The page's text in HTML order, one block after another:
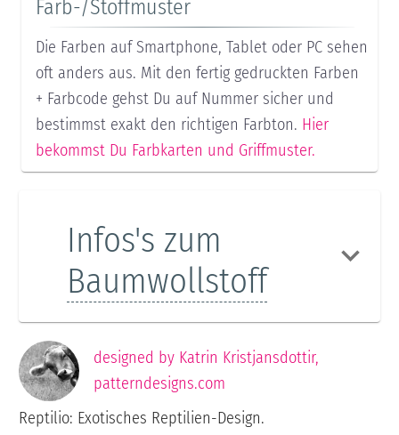
Farb-/Stoffmuster
Die Farben auf Smartphone, Tablet oder PC sehen
oft anders aus. Mit den fertig gedruckten Farben
+ Farbcode gehst Du auf Nummer sicher und
bestimmst exakt den richtigen Farbton. Hier
bekommst Du Farbkarten und Griffmuster.
Infos's zum
Baumwollstoff
designed by Katrin Kristjansdottir,
patterndesigns.com
Reptilio: Exotisches Reptilien-Design.